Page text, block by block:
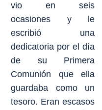
vio en seis
ocasiones y le
escribió una
dedicatoria por el día
de su Primera
Comunión que ella
guardaba como un
tesoro. Eran escasos